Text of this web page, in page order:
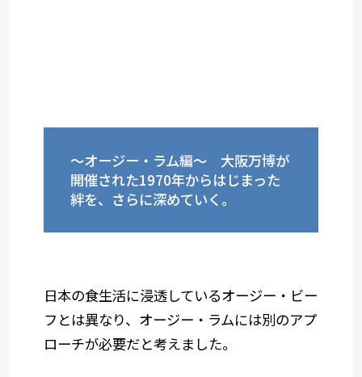
～オージー・ラム編～ 大阪万博が
開催された1970年からはじまった
絆を、さらに深めていく。
日本の食生活に浸透しているオージー・ビー
フとは異なり、オージー・ラムには別のアプ
ローチが必要だと考えました。